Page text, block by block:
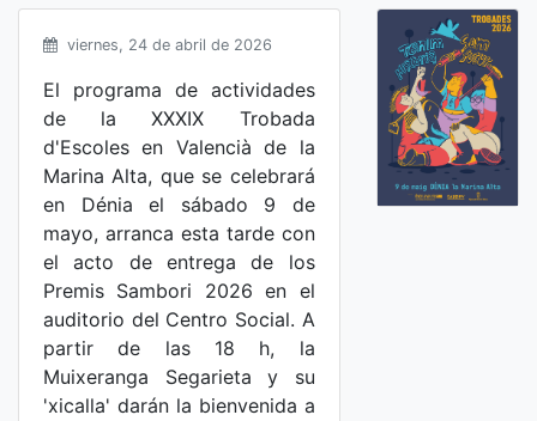
viernes, 24 de abril de 2026
El programa de actividades
de la XXXIX Trobada
d'Escoles en Valencià de la
Marina Alta, que se celebrará
en Dénia el sábado 9 de
mayo, arranca esta tarde con
el acto de entrega de los
Premis Sambori 2026 en el
auditorio del Centro Social. A
partir de las 18 h, la
Muixeranga Segarieta y su
'xicalla' darán la bienvenida a